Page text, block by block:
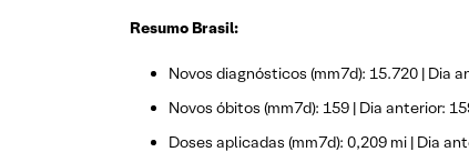
Resumo Brasil:
Novos diagnósticos (mm7d): 15.720 | Dia
Novos óbitos (mm7d): 159 | Dia anterior:
Doses aplicadas (mm7d): 0,209 mi | Dia